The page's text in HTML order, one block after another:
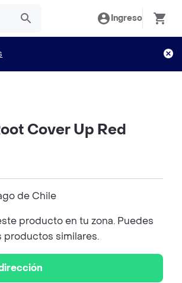
Ingreso
Cover Up Red
de Chile
producto en tu zona. Puedes
similares.